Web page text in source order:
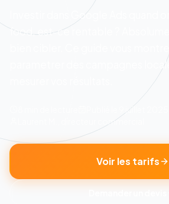
Investir dans Google Ads quand
food, est-ce rentable ?
bien cibler. Ce guide vous
parametrer des campagnes
9 juillet 2025
Laurent M., directeur commercial
Voir les tarifs